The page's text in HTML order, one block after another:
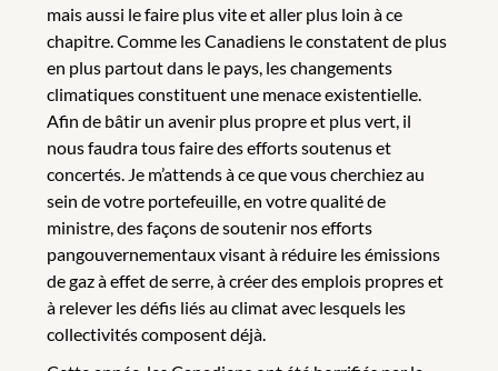
mais aussi le faire plus vite et aller plus loin à ce
chapitre. Comme les Canadiens le constatent de plus
en plus partout dans le pays, les changements
climatiques constituent une menace existentielle.
Afin de bâtir un avenir plus propre et plus vert, il
nous faudra tous faire des efforts soutenus et
concertés. Je m’attends à ce que vous cherchiez au
sein de votre portefeuille, en votre qualité de
ministre, des façons de soutenir nos efforts
pangouvernementaux visant à réduire les émissions
de gaz à effet de serre, à créer des emplois propres et
à relever les défis liés au climat avec lesquels les
collectivités composent déjà.